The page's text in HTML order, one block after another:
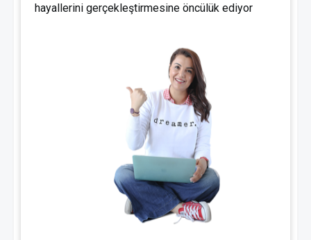
hayallerini gerçekleştirmesine öncülük ediyor